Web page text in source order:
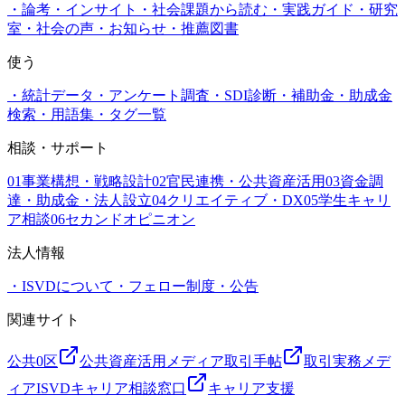
・ 論考・インサイト ・ 社会課題から読む ・ 実践ガイド ・ 研究
室 ・ 社会の声 ・ お知らせ ・ 推薦図書
使う
・ 統計データ ・ アンケート調査 ・ SDI診断 ・ 補助金・助成金
検索 ・ 用語集 ・ タグ一覧
相談・サポート
01事業構想・戦略設計02官民連携・公共資産活用03資金調
達・助成金・法人設立04クリエイティブ・DX05学生キャリ
ア相談06セカンドオピニオン
法人情報
・ ISVDについて ・ フェロー制度 ・ 公告
関連サイト
公共0区 公共資産活用メディア取引手帖
取引実務メデ
ィアISVDキャリア相談窓口 キャリア支援